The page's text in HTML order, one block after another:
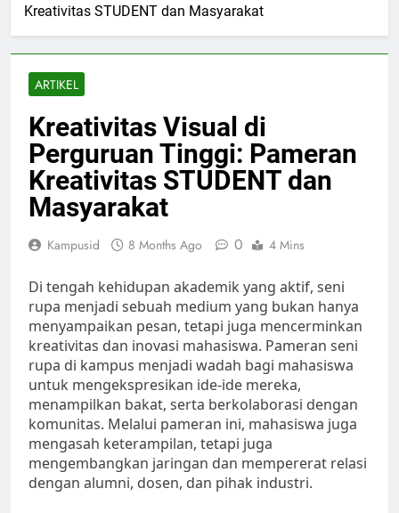
Kreativitas STUDENT dan Masyarakat
ARTIKEL
Kreativitas Visual di
Perguruan Tinggi: Pameran
Kreativitas STUDENT dan
Masyarakat
Kampusid 8 Months Ago 0 4 Mins
Di tengah kehidupan akademik yang aktif, seni
rupa menjadi sebuah medium yang bukan hanya
menyampaikan pesan, tetapi juga mencerminkan
kreativitas dan inovasi mahasiswa. Pameran seni
rupa di kampus menjadi wadah bagi mahasiswa
untuk mengekspresikan ide-ide mereka,
menampilkan bakat, serta berkolaborasi dengan
komunitas. Melalui pameran ini, mahasiswa juga
mengasah keterampilan, tetapi juga
mengembangkan jaringan dan mempererat relasi
dengan alumni, dosen, dan pihak industri.